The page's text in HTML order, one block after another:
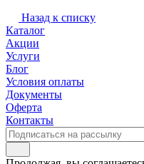
Назад к списку
Каталог
Акции
Услуги
Блог
Условия оплаты
Документы
Оферта
Контакты